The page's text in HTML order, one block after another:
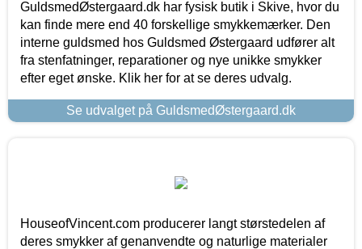
GuldsmedØstergaard.dk har fysisk butik i Skive, hvor du
kan finde mere end 40 forskellige smykkemærker. Den
interne guldsmed hos Guldsmed Østergaard udfører alt
fra stenfatninger, reparationer og nye unikke smykker
efter eget ønske. Klik her for at se deres udvalg.
Se udvalget på GuldsmedØstergaard.dk
HouseofVincent.com producerer langt størstedelen af
deres smykker af genanvendte og naturlige materialer